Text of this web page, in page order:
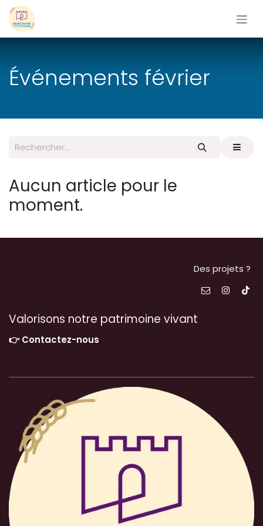
Se rendre au contenu
Événements février
Aucun article pour le
moment.
Des projets ?
Valorisons notre patrimoine vivant
👉 Contactez-nous